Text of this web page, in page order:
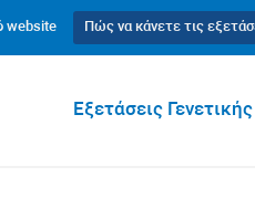
Πώς να κάνετε τις
website
Εξετάσεις Γενετικής